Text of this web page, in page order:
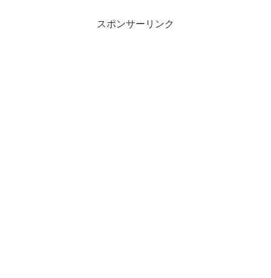
スポンサーリンク